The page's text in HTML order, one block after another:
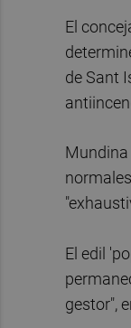
El
de Sant
Mundina
El edil
gestor",